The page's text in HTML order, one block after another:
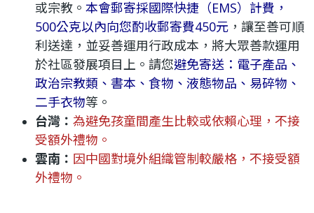
福
利
基
金
會
或宗教。 本會郵寄採國際快捷（EMS）計費，
500公克以內向您酌收郵寄費450元 ，讓至善可順
利送達，並妥善運用行政成本，將大眾善款運用
於社區發展項目上。請您避免寄送：電子產品、
政治宗教類、書本、食物、液態物品、易碎物、
二手衣物等。
台灣： 為避免孩童間產生比較或依賴心理，不接
受額外禮物。
雲南： 因中國對境外組織管制較嚴格，不接受額
外禮物。